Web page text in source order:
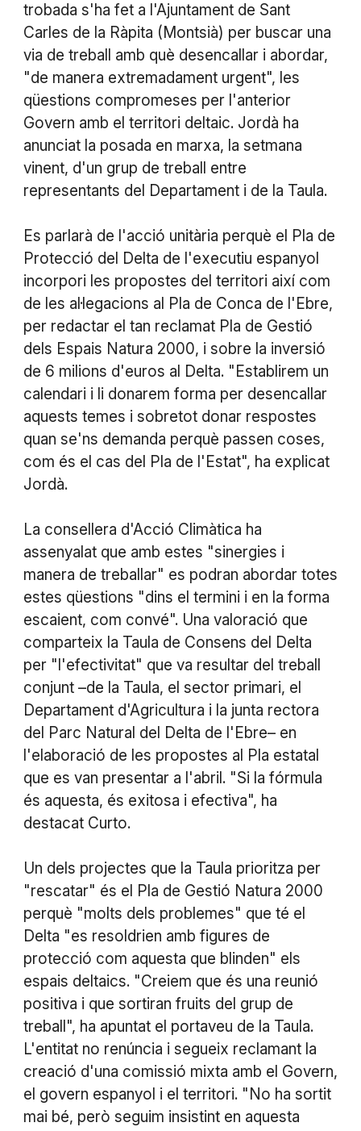
trobada s'ha fet a l'Ajuntament de Sant
Carles de la Ràpita (Montsià) per buscar una
via de treball amb què desencallar i abordar,
"de manera extremadament urgent", les
qüestions compromeses per l'anterior
Govern amb el territori deltaic. Jordà ha
anunciat la posada en marxa, la setmana
vinent, d'un grup de treball entre
representants del Departament i de la Taula.
Es parlarà de l'acció unitària perquè el Pla de
Protecció del Delta de l'executiu espanyol
incorpori les propostes del territori així com
de les al·legacions al Pla de Conca de l'Ebre,
per redactar el tan reclamat Pla de Gestió
dels Espais Natura 2000, i sobre la inversió
de 6 milions d'euros al Delta. "Establirem un
calendari i li donarem forma per desencallar
aquests temes i sobretot donar respostes
quan se'ns demanda perquè passen coses,
com és el cas del Pla de l'Estat", ha explicat
Jordà.
La consellera d'Acció Climàtica ha
assenyalat que amb estes "sinergies i
manera de treballar" es podran abordar totes
estes qüestions "dins el termini i en la forma
escaient, com convé". Una valoració que
comparteix la Taula de Consens del Delta
per "l'efectivitat" que va resultar del treball
conjunt –de la Taula, el sector primari, el
Departament d'Agricultura i la junta rectora
del Parc Natural del Delta de l'Ebre– en
l'elaboració de les propostes al Pla estatal
que es van presentar a l'abril. "Si la fórmula
és aquesta, és exitosa i efectiva", ha
destacat Curto.
Un dels projectes que la Taula prioritza per
"rescatar" és el Pla de Gestió Natura 2000
perquè "molts dels problemes" que té el
Delta "es resoldrien amb figures de
protecció com aquesta que blinden" els
espais deltaics. "Creiem que és una reunió
positiva i que sortiran fruits del grup de
treball", ha apuntat el portaveu de la Taula.
L'entitat no renúncia i segueix reclamant la
creació d'una comissió mixta amb el Govern,
el govern espanyol i el territori. "No ha sortit
mai bé, però seguim insistint en aquesta